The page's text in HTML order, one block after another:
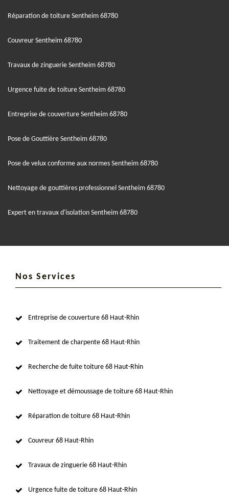
Réparation de toiture Sentheim 68780
Couvreur Sentheim 68780
Travaux de zinguerie Sentheim 68780
Urgence fuite de toiture Sentheim 68780
Entreprise de couverture Sentheim 68780
Pose de Gouttière Sentheim 68780
Pose de velux conforme aux normes Sentheim 68780
Nettoyage de gouttières professionnel Sentheim 68780
Expert en travaux d'isolation Sentheim 68780
Nos Services
Entreprise de couverture 68 Haut-Rhin
Traitement de charpente 68 Haut-Rhin
Recherche de fuite toiture 68 Haut-Rhin
Nettoyage et démoussage de toiture 68 Haut-Rhin
Réparation de toiture 68 Haut-Rhin
Couvreur 68 Haut-Rhin
Travaux de zinguerie 68 Haut-Rhin
Urgence fuite de toiture 68 Haut-Rhin